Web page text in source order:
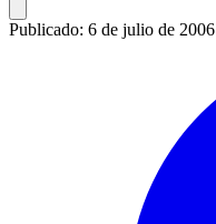
Publicado: 6 de julio de 2006